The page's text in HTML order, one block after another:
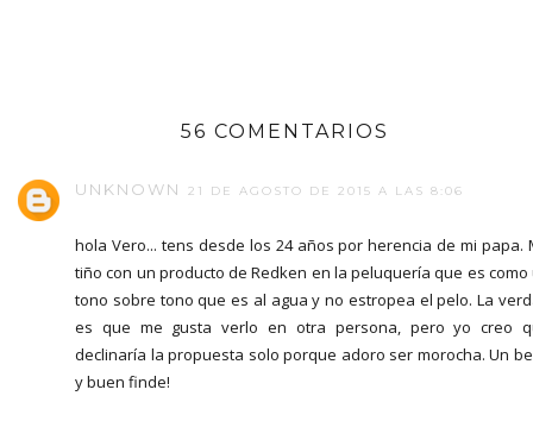
56 COMENTARIOS
UNKNOWN 21 DE AGOSTO DE 2015 A LAS 8:06
hola Vero... tens desde los 24 años por herencia de mi papa.
tiño con un producto de Redken en la peluquería que es como
tono sobre tono que es al agua y no estropea el pelo. La
es que me gusta verlo en otra persona, pero yo creo
declinaría la propuesta solo porque adoro ser morocha. Un
y buen finde!